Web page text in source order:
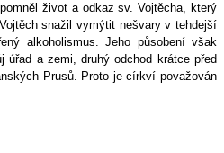
život a odkaz sv. Vojtěcha, který
snažil vymýtit nešvary v tehdejší
alkoholismus. Jeho působení však
a zemi, druhý odchod krátce před
Prusů. Proto je církví považován